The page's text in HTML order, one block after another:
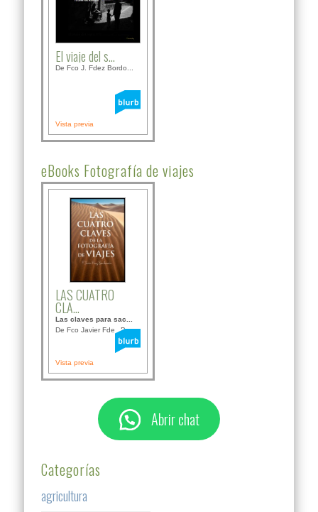
El viaje del s...
De Fco J. Fdez Bordo...
Vista previa
eBooks Fotografía de viajes
LAS CUATRO
CLA...
Las claves para sac...
De Fco Javier Fdez B...
Vista previa
Abrir chat
Categorías
agricultura